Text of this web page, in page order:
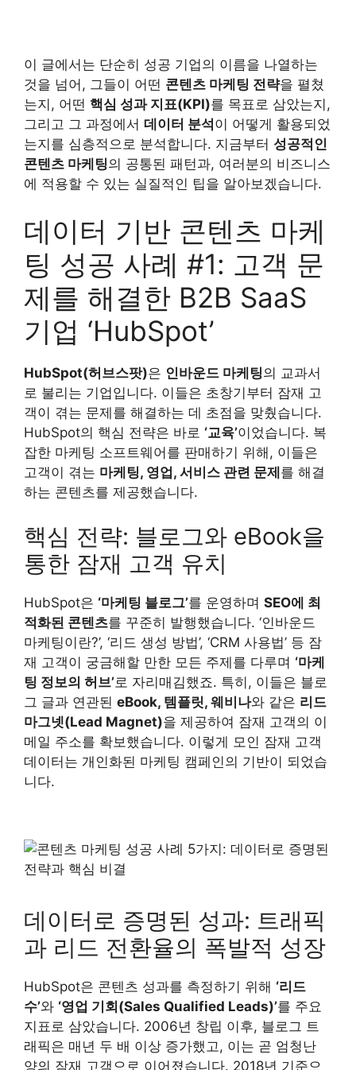
이 글에서는 단순히 성공 기업의 이름을 나열하는
것을 넘어, 그들이 어떤 콘텐츠 마케팅 전략을 펼쳤
는지, 어떤 핵심 성과 지표(KPI)를 목표로 삼았는지,
그리고 그 과정에서 데이터 분석이 어떻게 활용되었
는지를 심층적으로 분석합니다. 지금부터 성공적인
콘텐츠 마케팅의 공통된 패턴과, 여러분의 비즈니스
에 적용할 수 있는 실질적인 팁을 알아보겠습니다.
데이터 기반 콘텐츠 마케
팅 성공 사례 #1: 고객 문
제를 해결한 B2B SaaS
기업 ‘HubSpot’
HubSpot(허브스팟)은 인바운드 마케팅의 교과서
로 불리는 기업입니다. 이들은 초창기부터 잠재 고
객이 겪는 문제를 해결하는 데 초점을 맞췄습니다.
HubSpot의 핵심 전략은 바로 ‘교육’이었습니다. 복
잡한 마케팅 소프트웨어를 판매하기 위해, 이들은
고객이 겪는 마케팅, 영업, 서비스 관련 문제 를 해결
하는 콘텐츠를 제공했습니다.
핵심 전략: 블로그와 eBook을
통한 잠재 고객 유치
HubSpot은 ‘마케팅 블로그’를 운영하며 SEO에 최
적화된 콘텐츠를 꾸준히 발행했습니다. ‘인바운드
마케팅이란?’, ‘리드 생성 방법’, ‘CRM 사용법’ 등 잠
재 고객이 궁금해할 만한 모든 주제를 다루며 ‘마케
팅 정보의 허브’로 자리매김했죠. 특히, 이들은 블로
그 글과 연관된 eBook, 템플릿, 웨비나와 같은 리드
마그넷(Lead Magnet)을 제공하여 잠재 고객의 이
메일 주소를 확보했습니다. 이렇게 모인 잠재 고객
데이터는 개인화된 마케팅 캠페인의 기반이 되었습
니다.
데이터로 증명된 성과: 트래픽
과 리드 전환율의 폭발적 성장
HubSpot은 콘텐츠 성과를 측정하기 위해 ‘리드
수’와 ‘영업 기회(Sales Qualified Leads)’를 주요
지표로 삼았습니다. 2006년 창립 이후, 블로그 트
래픽은 매년 두 배 이상 증가했고, 이는 곧 엄청난
양의 잠재 고객으로 이어졌습니다. 2018년 기준으